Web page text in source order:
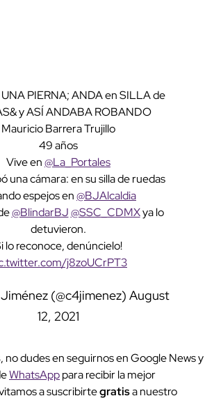
UNA PIERNA; ANDA en SILLA de
y ASÍ ANDABA ROBANDO
Mauricio Barrera Trujillo
49 años
Vive en@La_Portales
una cámara: en su silla de ruedas
espejos en@BJAlcaldia
@BlindarBJ@SSC_CDMXya lo
detuvieron.
lo reconoce, denúncielo!
j8zoUCrPT3
(@c4jimenez) August
12, 2021
, no dudes en seguirnos en Google News y
WhatsApppara recibir la mejor
a suscribirtegratisa nuestro